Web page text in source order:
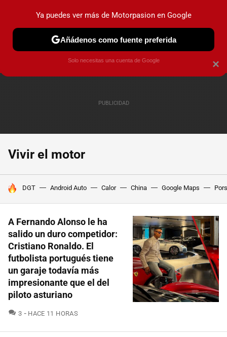
PRUEBAS COCHES ELÉCTRICOS OBSERVATORIO
Vivir el motor
HOY SE HABLA DE
DGT Android Auto Calor China Google Maps
A Fernando Alonso le ha
salido un duro competidor:
Cristiano Ronaldo. El
futbolista portugués tiene
un garaje todavía más
impresionante que el del
piloto asturiano
3 COMENTARIOS
HACE 11 HORAS
×
Ya puedes ver más de Motorpasion en Google
Añádenos como fuente preferida
Solo necesitas una cuenta de Google